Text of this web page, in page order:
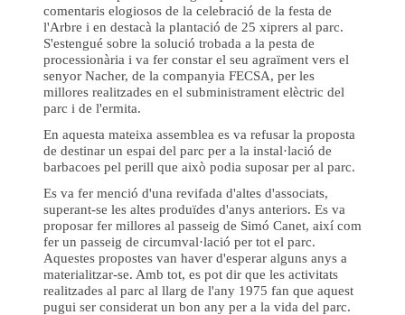
comentaris elogiosos de la celebració de la festa de
l'Arbre i en destacà la plantació de 25 xiprers al parc.
S'estengué sobre la solució trobada a la pesta de
processionària i va fer constar el seu agraïment vers el
senyor Nacher, de la companyia FECSA, per les
millores realitzades en el subministrament elèctric del
parc i de l'ermita.
En aquesta mateixa assemblea es va refusar la proposta
de destinar un espai del parc per a la instal·lació de
barbacoes pel perill que això podia suposar per al parc.
Es va fer menció d'una revifada d'altes d'associats,
superant-se les altes produïdes d'anys anteriors. Es va
proposar fer millores al passeig de Simó Canet, així com
fer un passeig de circumval·lació per tot el parc.
Aquestes propostes van haver d'esperar alguns anys a
materialitzar-se. Amb tot, es pot dir que les activitats
realitzades al parc al llarg de l'any 1975 fan que aquest
pugui ser considerat un bon any per a la vida del parc.